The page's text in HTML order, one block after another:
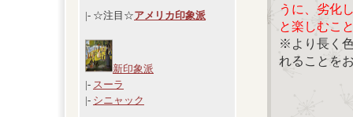
|- ☆注目☆アメリカ印象派
新印象派
|- スーラ
|- シニャック
うに、劣化
と楽しむこ
※より長く
れることを